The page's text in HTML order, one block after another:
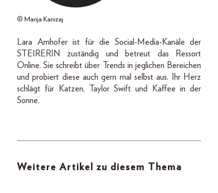
© Marija Kanizaj
Lara Amhofer ist für die Social-Media-Kanäle der
STEIRERIN zuständig und betreut das Ressort
Online. Sie schreibt über Trends in jeglichen Bereichen
und probiert diese auch gern mal selbst aus. Ihr Herz
schlägt für Katzen, Taylor Swift und Kaffee in der
Sonne.
Weitere Artikel zu diesem Thema